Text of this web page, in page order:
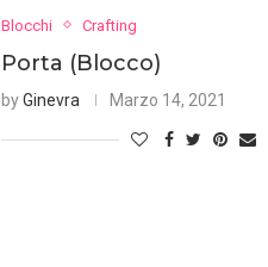
Blocchi Crafting
Porta (Blocco)
byGinevra Marzo 14, 2021